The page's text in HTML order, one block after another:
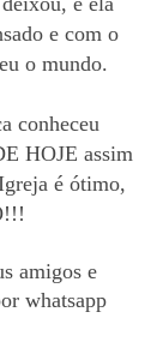
e com o
o mundo.
conheceu
HOJE assim
é ótimo,
amigos e
whatsapp